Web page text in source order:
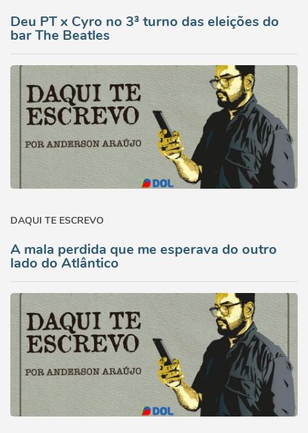
Deu PT x Cyro no 3³ turno das eleições do
bar The Beatles
DAQUI TE ESCREVO
A mala perdida que me esperava do outro
lado do Atlântico